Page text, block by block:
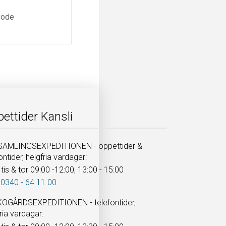
Kansli
- öppettider &
helgfria vardagar:
tis & tor 09:00 -12:00, 13:00 - 15:00
- 64 11 00
- telefontider,
vardagar: